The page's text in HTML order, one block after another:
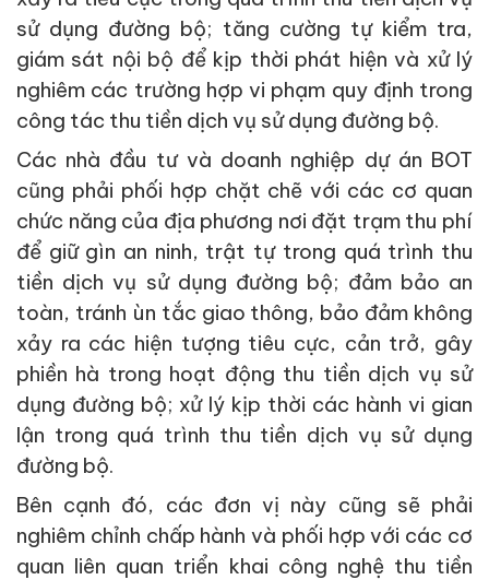
sử dụng đường bộ; tăng cường tự kiểm tra,
giám sát nội bộ để kịp thời phát hiện và xử lý
nghiêm các trường hợp vi phạm quy định trong
công tác thu tiền dịch vụ sử dụng đường bộ.
Các nhà đầu tư và doanh nghiệp dự án BOT
cũng phải phối hợp chặt chẽ với các cơ quan
chức năng của địa phương nơi đặt trạm thu phí
để giữ gìn an ninh, trật tự trong quá trình thu
tiền dịch vụ sử dụng đường bộ; đảm bảo an
toàn, tránh ùn tắc giao thông, bảo đảm không
xảy ra các hiện tượng tiêu cực, cản trở, gây
phiền hà trong hoạt động thu tiền dịch vụ sử
dụng đường bộ; xử lý kịp thời các hành vi gian
lận trong quá trình thu tiền dịch vụ sử dụng
đường bộ.
Bên cạnh đó, các đơn vị này cũng sẽ phải
nghiêm chỉnh chấp hành và phối hợp với các cơ
quan liên quan triển khai công nghệ thu tiền